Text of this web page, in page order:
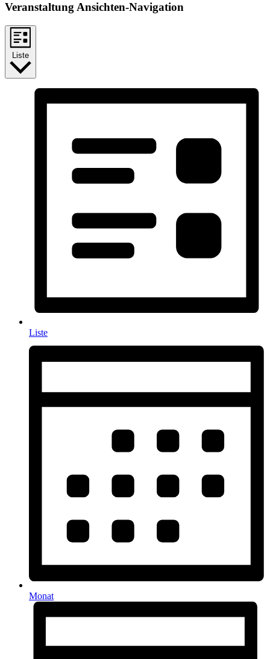
Veranstaltung Ansichten-Navigation
Liste
Liste
Monat